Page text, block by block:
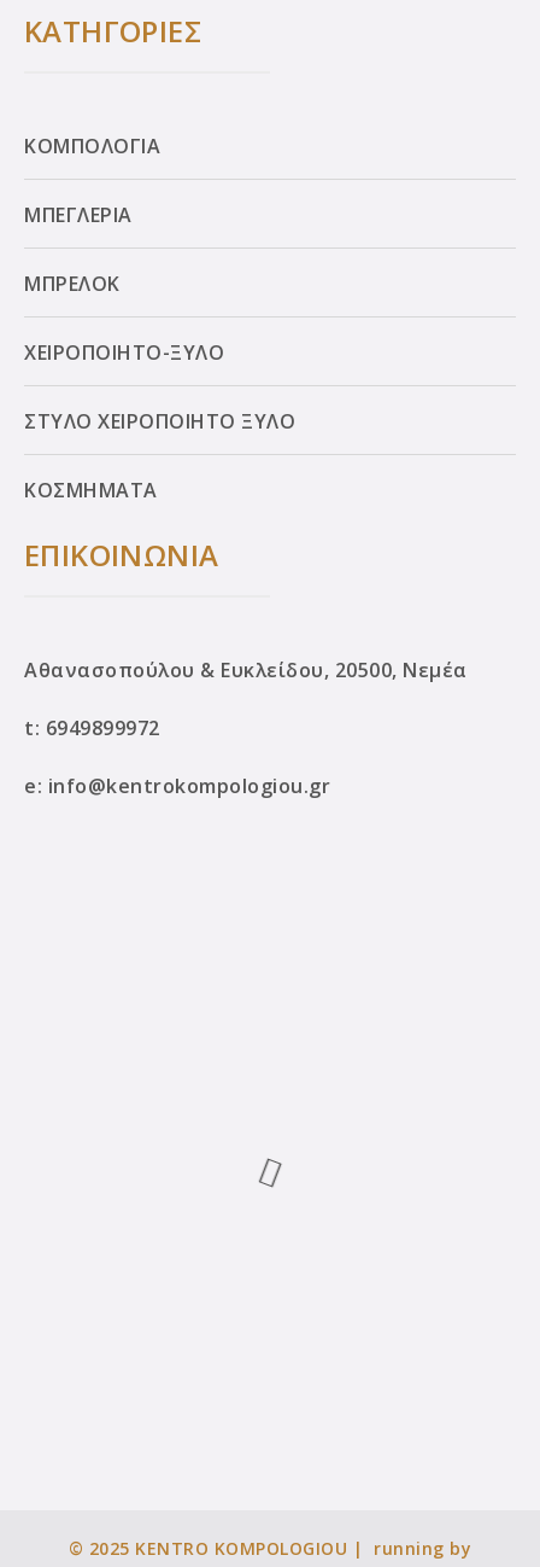
ΚΑΤΗΓΟΡΙΕΣ
ΚΟΜΠΟΛΟΓΙΑ
ΜΠΕΓΛΕΡΙΑ
ΜΠΡΕΛΟΚ
ΧΕΙΡΟΠΟΙΗΤΟ-ΞΥΛΟ
ΣΤΥΛΟ ΧΕΙΡΟΠΟΙΗΤΟ ΞΥΛΟ
ΚΟΣΜΗΜΑΤΑ
ΕΠΙΚΟΙΝΩΝΙΑ
Αθανασοπούλου & Ευκλείδου, 20500, Νεμέα
t: 6949899972
e: info@kentrokompologiou.gr
© 2025 KENTRO KOMPOLOGIOU | running by